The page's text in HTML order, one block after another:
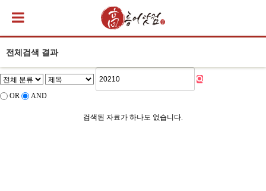
전체검색 결과
OR AND
검색된 자료가 하나도 없습니다.